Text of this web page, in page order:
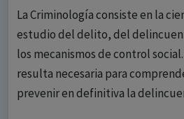
La Criminología consiste en la
estudio del delito, del
los mecanismos de control
resulta necesaria para
prevenir en definitiva la